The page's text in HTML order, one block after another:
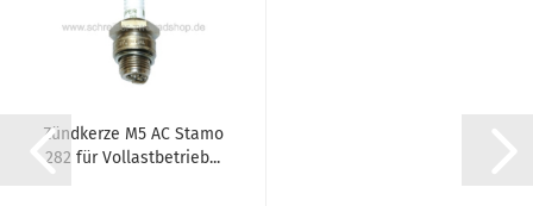
Zündkerze M5 AC Stamo
282 für Vollastbetrieb...